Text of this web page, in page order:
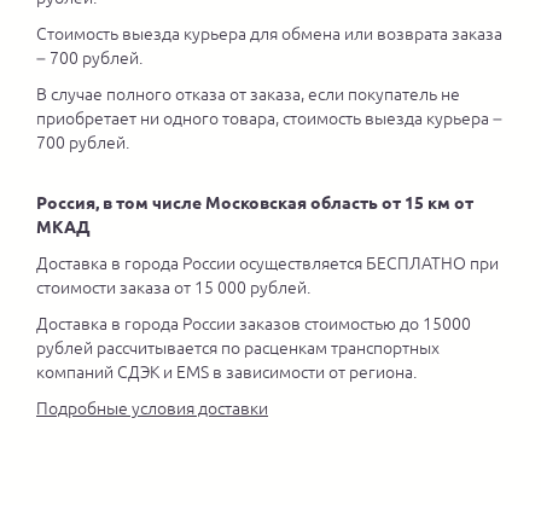
Стоимость выезда курьера для обмена или возврата заказа
– 700 рублей.
В случае полного отказа от заказа, если покупатель не
приобретает ни одного товара, стоимость выезда курьера –
700 рублей.
Россия, в том числе Московская область от 15 км от
МКАД
Доставка в города России осуществляется БЕСПЛАТНО при
стоимости заказа от 15 000 рублей.
Доставка в города России заказов стоимостью до 15000
рублей рассчитывается по расценкам транспортных
компаний СДЭК и EMS в зависимости от региона.
Подробные условия доставки